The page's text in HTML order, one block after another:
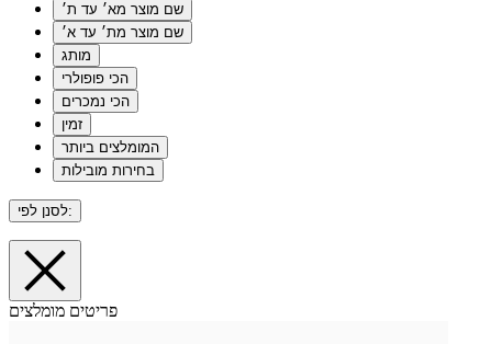
שם מוצר מא׳ עד ת׳
שם מוצר מת׳ עד א׳
מותג
הכי פופולרי
הכי נמכרים
זמין
המומלצים ביותר
בחירות מובילות
לסנן לפי:
פריטים מומלצים